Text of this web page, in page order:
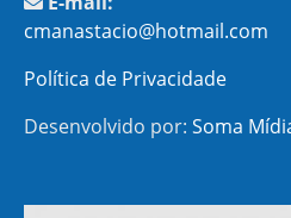
cmanastacio@hotmail.com
Política de Privacidade
Desenvolvido por: Soma